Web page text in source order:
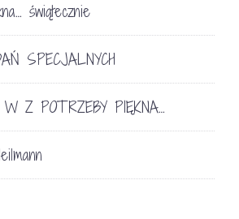
świątecznie
SPECJALNYCH
Z POTRZEBY PIĘKNA…